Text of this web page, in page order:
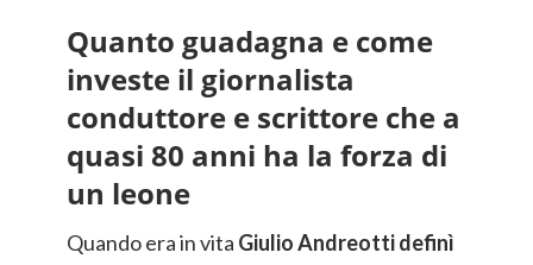
Quanto guadagna e come
investe il giornalista
conduttore e scrittore che a
quasi 80 anni ha la forza di
un leone
Quando era in vita Giulio Andreotti definì